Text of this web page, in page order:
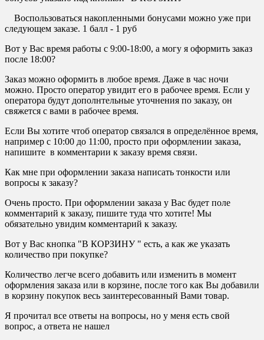
Воспользоваться накопленными бонусами можно уже при
следующем заказе. 1 балл - 1 руб
Вот у Вас время работы с 9:00-18:00, а могу я оформить заказ
после 18:00?
Заказ можно оформить в любое время. Даже в час ночи
можно. Просто оператор увидит его в рабочее время. Если у
оператора будут дополнтельные уточнения по заказу, он
свяжется с вами в рабочее время.
Если Вы хотите чтоб оператор связался в определённое время,
например с 10:00 до 11:00, просто при оформлении заказа,
напишите в комментарии к заказу время связи.
Как мне при оформлении заказа написать тонкости или
вопросы к заказу?
Очень просто. При оформлении заказа у Вас будет поле
комментарий к заказу, пишите туда что хотите! Мы
обязательно увидим комментарий к заказу.
Вот у Вас кнопка "В КОРЗИНУ " есть, а как же указать
количество при покупке?
Количество легче всего добавить или изменить в момент
оформления заказа или в корзине, после того как Вы добавили
в корзину покупок весь заинтересованный Вами товар.
Я прочитал все ответы на вопросы, но у меня есть свой
вопрос, а ответа не нашел